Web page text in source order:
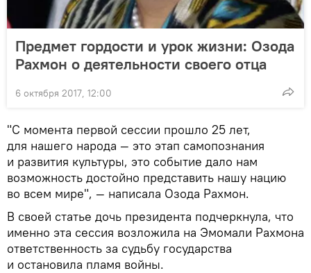
Предмет гордости и урок жизни: Озода
Рахмон о деятельности своего отца
6 октября 2017, 12:00
"С момента первой сессии прошло 25 лет,
для нашего народа — это этап самопознания
и развития культуры, это событие дало нам
возможность достойно представить нашу нацию
во всем мире", — написала Озода Рахмон.
В своей статье дочь президента подчеркнула, что
именно эта сессия возложила на Эмомали Рахмона
ответственность за судьбу государства
и остановила пламя войны.